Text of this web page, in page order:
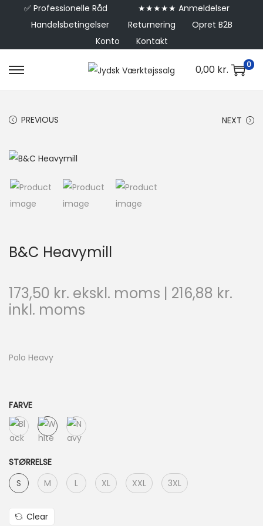
✅ Professionelle Råd
★★★★★ Anmeldelser
Handelsbetingelser
Returnering
Opret B2B
Konto
Kontakt
0,00 kr. 0
PREVIOUS NEXT
B&C Heavymill
173,50 kr. ekskl. moms | 216,88 kr.
inkl. moms
Polo Heavy
FARVE
STØRRELSE
S
M L XL XXL 3XL
Clear